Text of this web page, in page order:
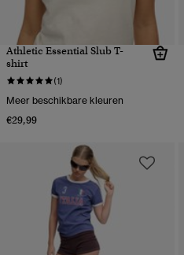
Athletic Essential Slub T-
shirt
(1)
Meer beschikbare kleuren
€29,99